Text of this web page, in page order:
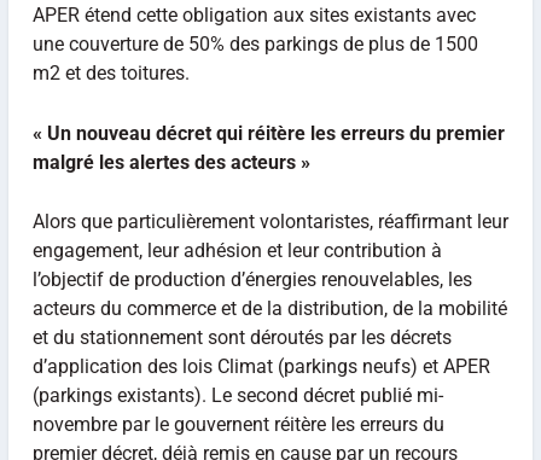
APER étend cette obligation aux sites existants avec
une couverture de 50% des parkings de plus de 1500
m2 et des toitures.
« Un nouveau décret qui réitère les erreurs du premier
malgré les alertes des acteurs »
Alors que particulièrement volontaristes, réaffirmant leur
engagement, leur adhésion et leur contribution à
l’objectif de production d’énergies renouvelables, les
acteurs du commerce et de la distribution, de la mobilité
et du stationnement sont déroutés par les décrets
d’application des lois Climat (parkings neufs) et APER
(parkings existants). Le second décret publié mi-
novembre par le gouvernent réitère les erreurs du
premier décret, déjà remis en cause par un recours